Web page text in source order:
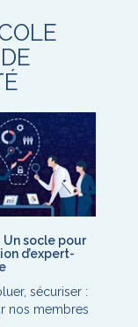
Un socle pour
d’expert-
sécuriser :
nos membres